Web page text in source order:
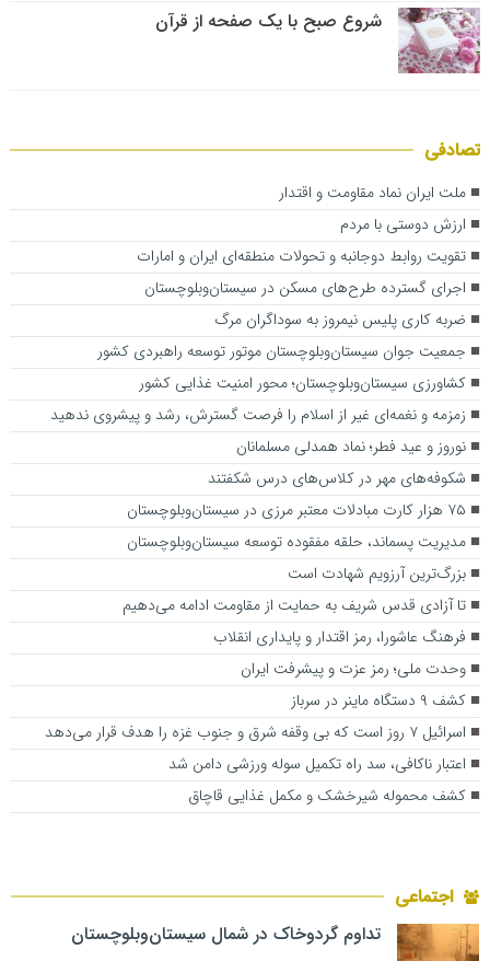
شروع صبح با یک صفحه از قرآن
تصادفی
ملت ایران نماد مقاومت و اقتدار
ارزش دوستی با مردم
تقویت روابط دوجانبه و تحولات منطقه‌ای ایران و امارات
اجرای گسترده طرح‌های مسکن در سیستان‌وبلوچستان
ضربه کاری پلیس نیمروز به سوداگران مرگ
جمعیت جوان سیستان‌وبلوچستان موتور توسعه راهبردی کشور
کشاورزی سیستان‌وبلوچستان؛ محور امنیت غذایی کشور
زمزمه و نغمه‌ای غیر از اسلام را فرصت گسترش، رشد و پیشروی ندهید
نوروز و عید فطر؛ نماد همدلی مسلمانان
شکوفه‌های مهر در کلاس‌های درس شکفتند
۷۵ هزار کارت مبادلات معتبر مرزی در سیستان‌وبلوچستان
مدیریت پسماند، حلقه مفقوده توسعه سیستان‌وبلوچستان
بزرگ‌ترین آرزویم شهادت است
تا آزادی قدس شریف به حمایت از مقاومت ادامه می‌دهیم
فرهنگ عاشورا، رمز اقتدار و پایداری انقلاب
وحدت ملی؛ رمز عزت و پیشرفت ایران
کشف ۹ دستگاه‌ ماینر در سرباز
اسرائیل ۷ روز است که بی وقفه شرق و جنوب غزه را هدف قرار می‌دهد
اعتبار ناکافی، سد راه تکمیل سوله ورزشی دامن شد
کشف محموله شیرخشک و مکمل غذایی قاچاق
اجتماعی
تداوم گردوخاک در شمال سیستان‌وبلوچستان